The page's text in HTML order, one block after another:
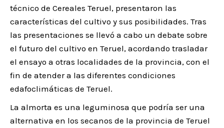
técnico de Cereales Teruel, presentaron las
características del cultivo y sus posibilidades. Tras
las presentaciones se llevó a cabo un debate sobre
el futuro del cultivo en Teruel, acordando trasladar
el ensayo a otras localidades de la provincia, con el
fin de atender a las diferentes condiciones
edafoclimáticas de Teruel.
La almorta es una leguminosa que podría ser una
alternativa en los secanos de la provincia de Teruel